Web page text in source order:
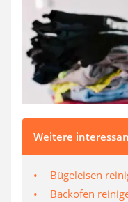
Ferngesteuertes Auto
Subwoofer
Beheizbare Handschuhe
Weitere
Bügeleisen
Backofen